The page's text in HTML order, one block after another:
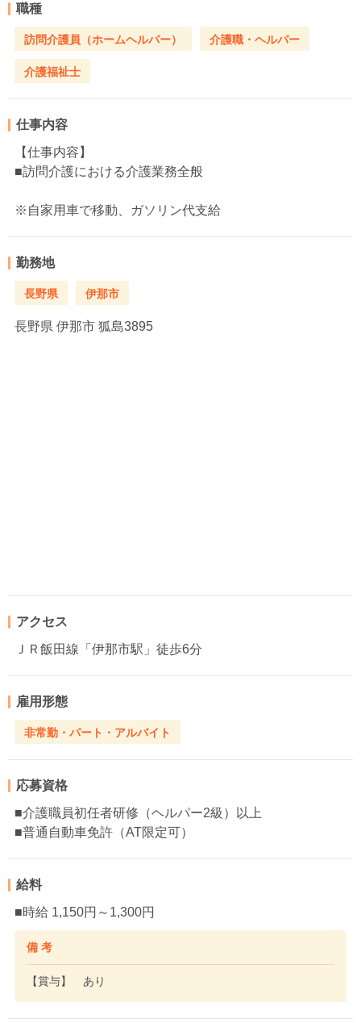
職種
訪問介護員（ホームヘルパー） 介護職・ヘルパー
介護福祉士
仕事内容
【仕事内容】
■訪問介護における介護業務全般
※自家用車で移動、ガソリン代支給
勤務地
長野県 伊那市
長野県 伊那市 狐島3895
アクセス
ＪＲ飯田線「伊那市駅」徒歩6分
雇用形態
非常勤・パート・アルバイト
応募資格
■介護職員初任者研修（ヘルパー2級）以上
■普通自動車免許（AT限定可）
給料
■時給 1,150円～1,300円
備 考
【賞与】 あり